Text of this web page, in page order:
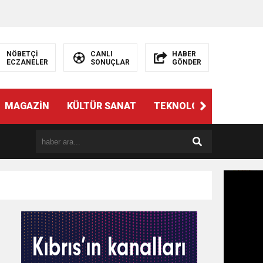
NÖBETÇİ
ECZANELER
CANLI
SONUÇLAR
HABER
GÖNDER
MAGAZİN KÜLTÜR SANAT TEKNOLOJİ